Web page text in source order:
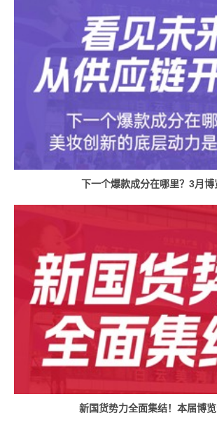
下一个爆款成分在哪里？3月博
新国货势力全面集结！本届博